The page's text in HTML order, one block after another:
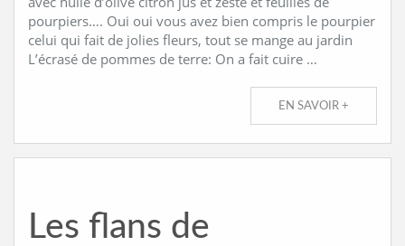
pourpiers…. Oui oui vous avez bien compris le pourpier
celui qui fait de jolies fleurs, tout se mange au jardin
L’écrasé de pommes de terre: On a fait cuire …
EN SAVOIR +
Les flans de